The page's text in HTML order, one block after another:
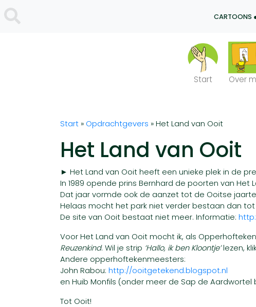
CARTOONS
Start Over
Start » Opdrachtgevers » Het Land van Ooit
Het Land van Ooit
► Het Land van Ooit heeft een unieke plek in de
In 1989 opende prins Bernhard de poorten van Het
Dat jaar vormde ook de aanzet tot de Ooitse
Helaas mocht het park niet verder bestaan dan
De site van Ooit bestaat niet meer. Informatie:
Voor Het Land van Ooit mocht ik, als
Reuzenkind. Wil je strip ‘Hallo, ik ben Kloontje’lezen,
Andere opperhoftekenmeesters:
John Rabou: http://ooitgetekend.blogspot.nl
en Huib Monfils (onder meer de Sap de Aardwortel
Tot Ooit!